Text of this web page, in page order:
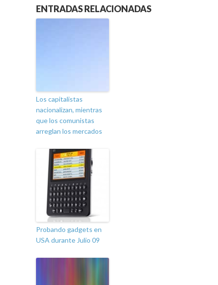
ENTRADAS RELACIONADAS
Los capitalistas
nacionalizan, mientras
que los comunistas
arreglan los mercados
Probando gadgets en
USA durante Julio 09